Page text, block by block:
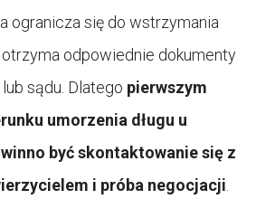
ogranicza się do wstrzymania
odpowiednie dokumenty
sądu. Dlatego pierwszym
umorzenia długu u
być skontaktowanie się z
i próba negocjacji